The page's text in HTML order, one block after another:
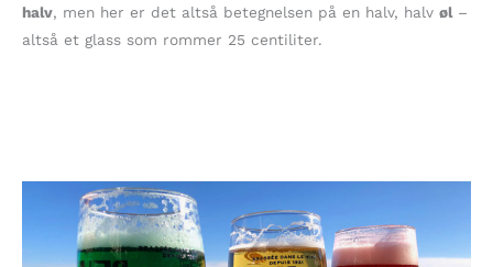
halv, men her er det altså betegnelsen på en halv, halv øl–
altså et glass som rommer 25 centiliter.